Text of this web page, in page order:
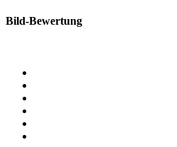
Bild-Bewertung